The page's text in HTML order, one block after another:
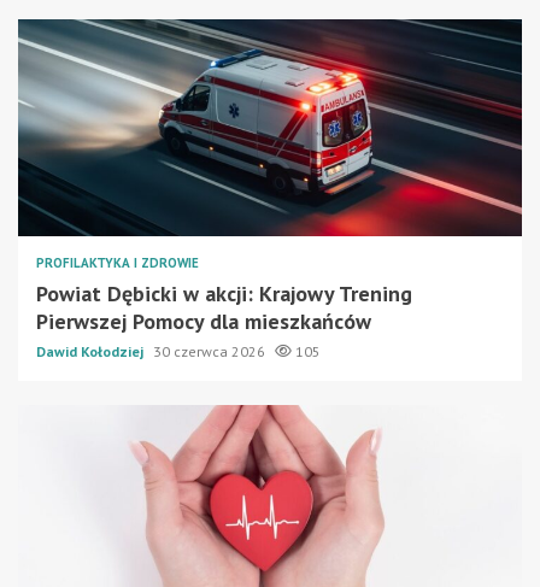
PROFILAKTYKA I ZDROWIE
Powiat Dębicki w akcji: Krajowy Trening
Pierwszej Pomocy dla mieszkańców
Dawid Kołodziej 30 czerwca 2026 105